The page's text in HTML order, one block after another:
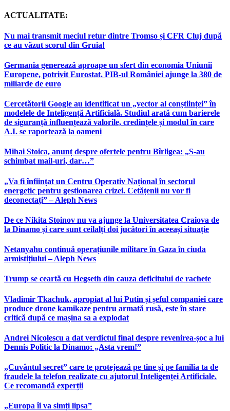
ACTUALITATE:
Nu mai transmit meciul retur dintre Tromso și CFR Cluj după
ce au văzut scorul din Gruia!
Germania generează aproape un sfert din economia Uniunii
Europene, potrivit Eurostat. PIB-ul României ajunge la 380 de
miliarde de euro
Cercetătorii Google au identificat un „vector al conștiinței” în
modelele de Inteligență Artificială. Studiul arată cum barierele
de siguranță influențează valorile, credințele și modul în care
A.I. se raportează la oameni
Mihai Stoica, anunț despre ofertele pentru Bîrligea: „S-au
schimbat mail-uri, dar…”
„Va fi înființat un Centru Operativ Național în sectorul
energetic pentru gestionarea crizei. Cetățenii nu vor fi
deconectați” – Aleph News
De ce Nikita Stoinov nu va ajunge la Universitatea Craiova de
la Dinamo și care sunt ceilalți doi jucători în aceeași situație
Netanyahu continuă operațiunile militare în Gaza în ciuda
armistițiului – Aleph News
Trump se ceartă cu Hegseth din cauza deficitului de rachete
Vladimir Tkachuk, apropiat al lui Putin și șeful companiei care
produce drone kamikaze pentru armată rusă, este în stare
critică după ce mașina sa a explodat
Andrei Nicolescu a dat verdictul final despre revenirea-șoc a lui
Dennis Politic la Dinamo: „Asta vrem!”
„Cuvântul secret” care te protejează pe tine și pe familia ta de
fraudele la telefon realizate cu ajutorul Inteligenței Artificiale.
Ce recomandă experții
„Europa îi va simți lipsa”